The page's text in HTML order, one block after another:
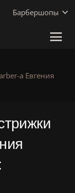
Барбершопы
а Евгения